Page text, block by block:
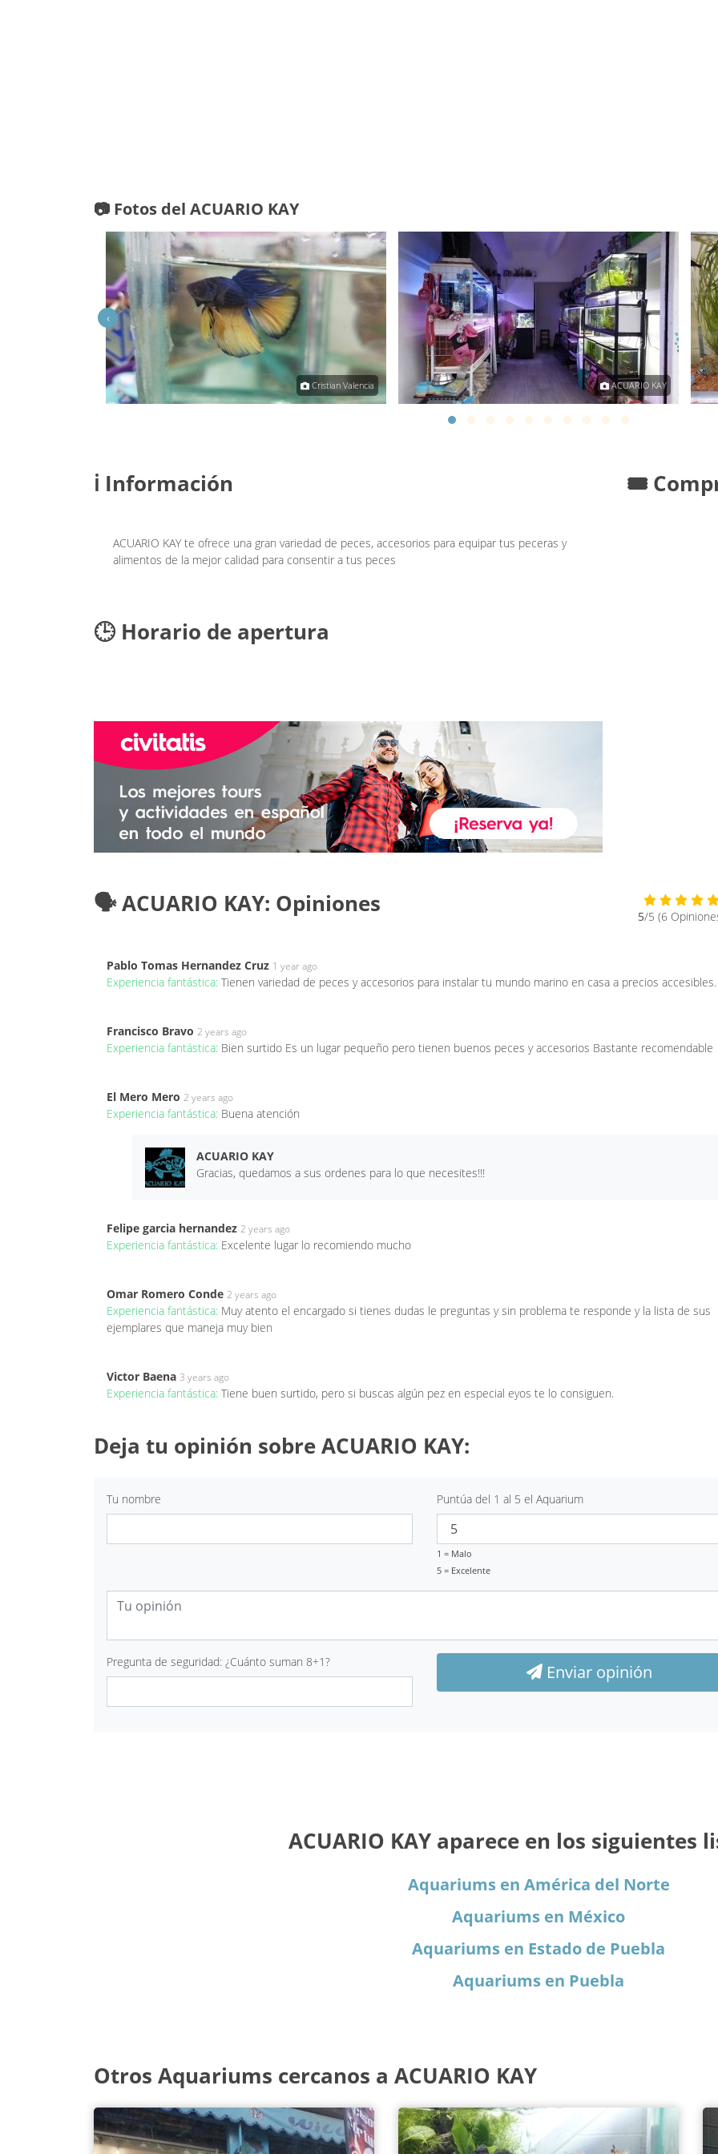
📷 Fotos del ACUARIO KAY
Cristian Valencia ACUARIO KAY
‹
ℹ️ Información
ACUARIO KAY te ofrece una gran variedad de peces, accesorios para equipar tus peceras y
alimentos de la mejor calidad para consentir a tus peces
🕒 Horario de apertura
🎟️
🗣️ ACUARIO KAY: Opiniones 5/5 (6
Pablo Tomas Hernandez Cruz 1 year ago
Experiencia fantástica: Tienen variedad de peces y accesorios para instalar tu mundo marino en casa a precios accesibles.
Francisco Bravo 2 years ago
Experiencia fantástica: Bien surtido Es un lugar pequeño pero tienen buenos peces y accesorios Bastante recomendable
El Mero Mero 2 years ago
Experiencia fantástica: Buena atención
ACUARIO KAY
Gracias, quedamos a sus ordenes para lo que necesites!!!
Felipe garcia hernandez 2 years ago
Experiencia fantástica: Excelente lugar lo recomiendo mucho
Omar Romero Conde 2 years ago
Experiencia fantástica: Muy atento el encargado si tienes dudas le preguntas y sin problema te responde y la lista de sus
ejemplares que maneja muy bien
Victor Baena 3 years ago
Experiencia fantástica: Tiene buen surtido, pero si buscas algún pez en especial eyos te lo consiguen.
Deja tu opinión sobre ACUARIO KAY:
Tu nombre Puntúa del 1 al 5 el Aquarium
1 = Malo
5 = Excelente
Pregunta de seguridad: ¿Cuánto suman 8+1? Enviar opinión
ACUARIO KAY aparece en los siguientes
Aquariums en América del Norte
Aquariums en México
Aquariums en Estado de Puebla
Aquariums en Puebla
Otros Aquariums cercanos a ACUARIO KAY